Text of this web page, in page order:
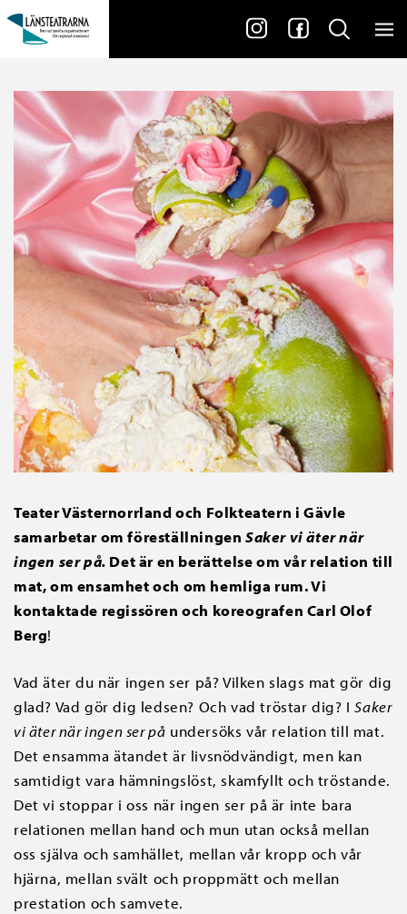
Teater Västernorrland och Folkteatern i Gävle
samarbetar om föreställningenSaker vi äter när
ingen ser på. Det är en berättelse om vår relation till
mat, om ensamhet och om hemliga rum. Vi
kontaktade regissören och koreografen Carl Olof
Berg!
Vad äter du när ingen ser på? Vilken slags mat gör dig
glad? Vad gör dig ledsen? Och vad tröstar dig? ISaker
vi äter när ingen ser på undersöks vår relation till mat.
Det ensamma ätandet är livsnödvändigt, men kan
samtidigt vara hämningslöst, skamfyllt och tröstande.
Det vi stoppar i oss när ingen ser på är inte bara
relationen mellan hand och mun utan också mellan
oss själva och samhället, mellan vår kropp och vår
hjärna, mellan svält och proppmätt och mellan
prestation och samvete.